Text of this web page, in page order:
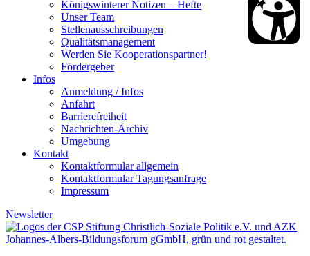
Königswinterer Notizen – Hefte
Unser Team
Stellenausschreibungen
Qualitätsmanagement
Werden Sie Kooperationspartner!
Fördergeber
Infos
Anmeldung / Infos
Anfahrt
Barrierefreiheit
Nachrichten-Archiv
Umgebung
Kontakt
Kontaktformular allgemein
Kontaktformular Tagungsanfrage
Impressum
Newsletter